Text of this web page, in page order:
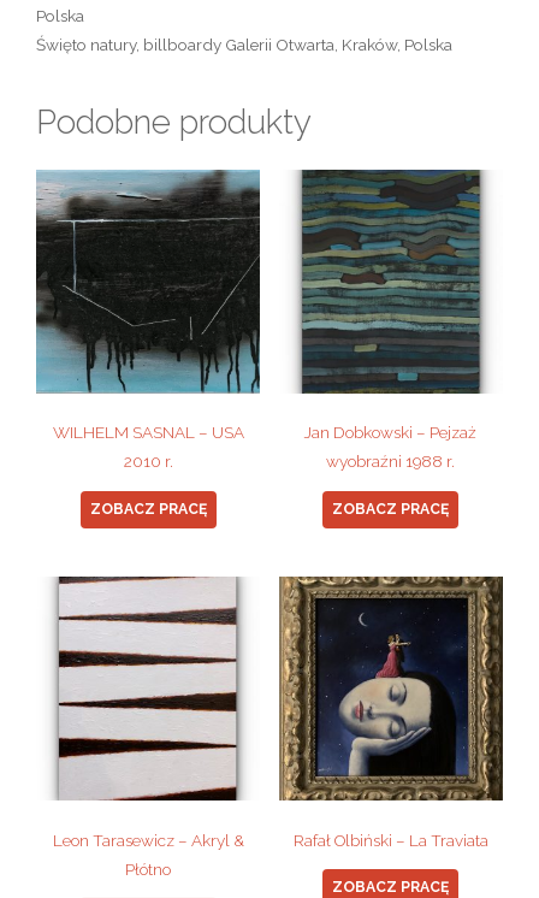
Polska
Święto natury, billboardy Galerii Otwarta, Kraków, Polska
Podobne produkty
WILHELM SASNAL – USA
2010 r.
ZOBACZ PRACĘ
Jan Dobkowski – Pejzaż
wyobraźni 1988 r.
ZOBACZ PRACĘ
Leon Tarasewicz – Akryl &
Płótno
Rafał Olbiński – La Traviata
ZOBACZ PRACĘ